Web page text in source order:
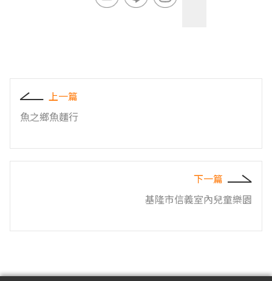
上一篇
魚之鄉魚麵行
下一篇
基隆市信義室內兒童樂園